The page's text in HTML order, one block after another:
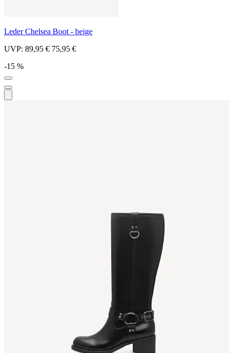
Leder Chelsea Boot - beige
UVP: 89,95 € 75,95 €
-15 %